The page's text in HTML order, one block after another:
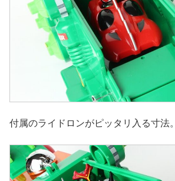
付属のライドロンがピッタリ入る寸法。